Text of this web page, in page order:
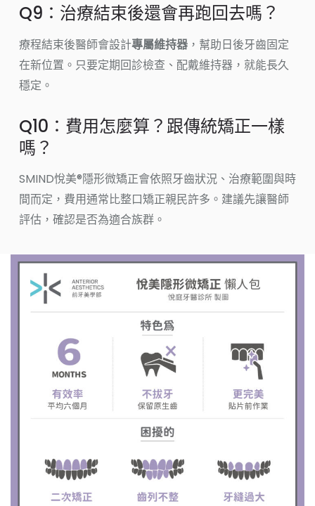
Q9：治療結束後還會再跑回去嗎？
療程結束後醫師會設計專屬維持器，幫助日後牙齒固定
在新位置。只要定期回診檢查、配戴維持器，就能長久
穩定。
Q10：費用怎麼算？跟傳統矯正一樣
嗎？
SMIND悅美®隱形微矯正會依照牙齒狀況、治療範圍與時
間而定，費用通常比整口矯正親民許多。建議先讓醫師
評估，確認是否為適合族群。